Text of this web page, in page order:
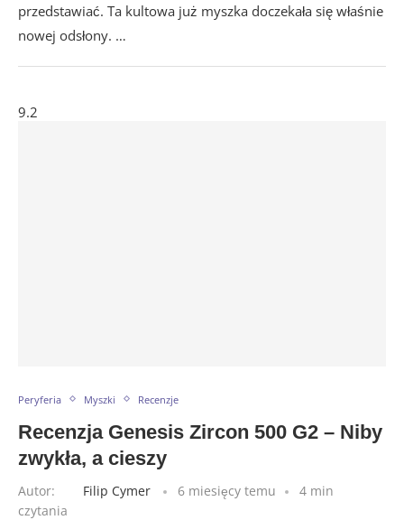
przedstawiać. Ta kultowa już myszka doczekała się właśnie
nowej odsłony. …
9.2
Peryferia Myszki Recenzje
Recenzja Genesis Zircon 500 G2 – Niby
zwykła, a cieszy
Autor: Filip Cymer 6 miesięcy temu
4 min
czytania